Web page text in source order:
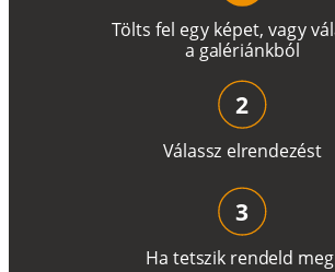
Tölts fel egy képet, vagyvál
a galériánkból
Válassz elrendezést
2
Ha tetszik rendeld meg
3